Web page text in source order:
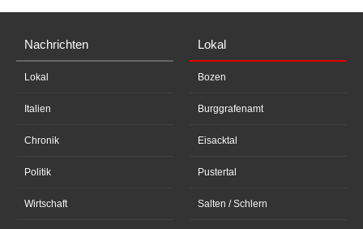
Nachrichten
Lokal
Italien
Chronik
Politik
Wirtschaft
Lokal
Bozen
Burggrafenamt
Eisacktal
Pustertal
Salten / Schlern